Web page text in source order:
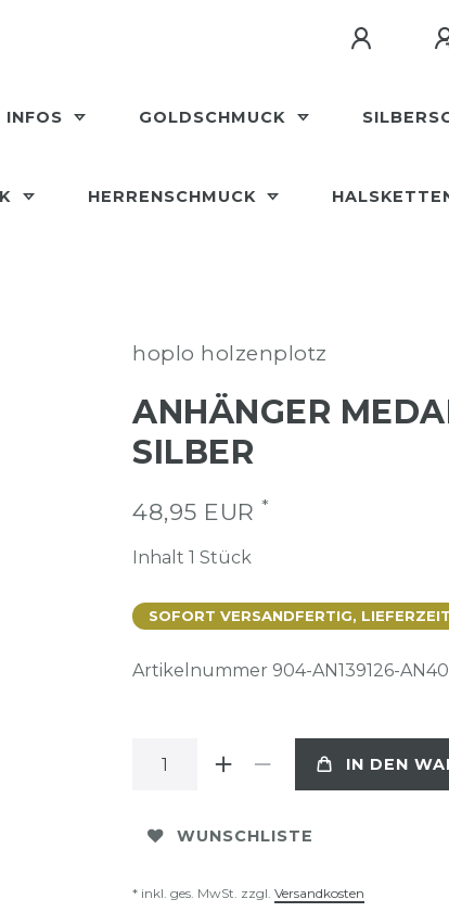
INFOS GOLDSCHMUCK
HERRENSCHMUCK
hoplo holzenplotz
ANHÄNGER
SILBER
48,95 EUR *
Inhalt 1 Stück
SOFORT VERSANDFERTIG,
Artikelnummer 904-AN139126-
IN DEN
WUNSCHLISTE
* inkl. ges. MwSt. zzgl. Versandkosten